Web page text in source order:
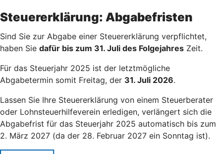
Steuererklärung: Abgabefristen
Sind Sie zur Abgabe einer Steuererklärung verpflichtet,
haben Sie dafür bis zum 31. Juli des Folgejahres Zeit.
Für das Steuerjahr 2025 ist der letztmögliche
Abgabetermin somit Freitag, der 31. Juli 2026.
Lassen Sie Ihre Steuererklärung von einem Steuerberater
oder Lohnsteuerhilfeverein erledigen, verlängert sich die
Abgabefrist für das Steuerjahr 2025 automatisch bis zum
2. März 2027 (da der 28. Februar 2027 ein Sonntag ist).